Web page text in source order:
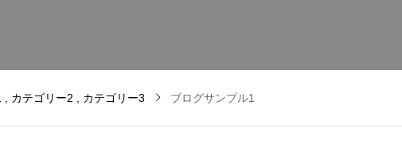
カテゴリー2 カテゴリー3 ブログサンプル1